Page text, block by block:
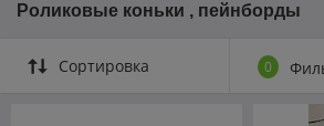
Роликовые коньки , пейнборды
Сортировка 0